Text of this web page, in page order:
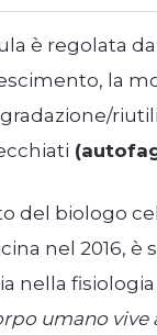
è regolata da
la
del biologo
nel 2016, è
nella
umano